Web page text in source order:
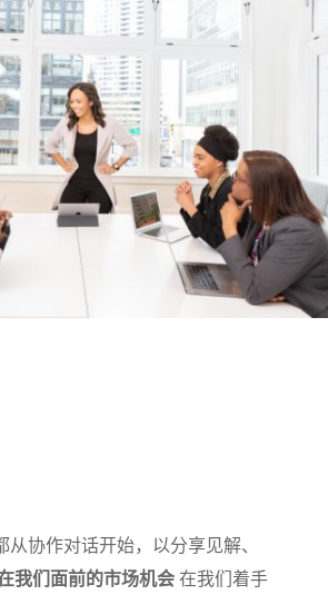
从协作对话开始，以分享见解、
我们面前的市场机会 在我们着手